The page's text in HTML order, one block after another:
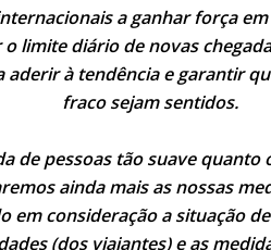
a ganhar força
limite diário de novas
aderir à tendência e garantir
fraco sejam sentidos.
de pessoas tão suave quanto
ainda mais as nossas
em consideração a situação
(dos viajantes) e as